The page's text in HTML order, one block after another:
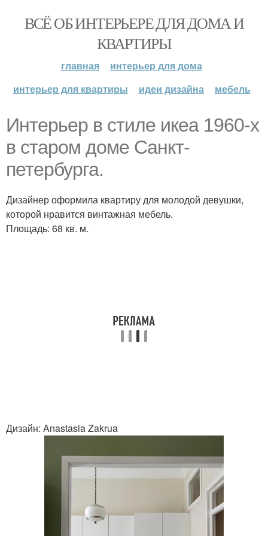
ВСЁ ОБ ИНТЕРЬЕРЕ ДЛЯ ДОМА И
КВАРТИРЫ
главная
интерьер для дома
интерьер для квартиры
идеи дизайна мебель
Интерьер в стиле икеа 1960-х
в старом доме Санкт-
петербурга.
Дизайнер оформила квартиру для молодой девушки,
которой нравится винтажная мебель.
Площадь: 68 кв. м.
Дизайн: Anastasia Zakrua